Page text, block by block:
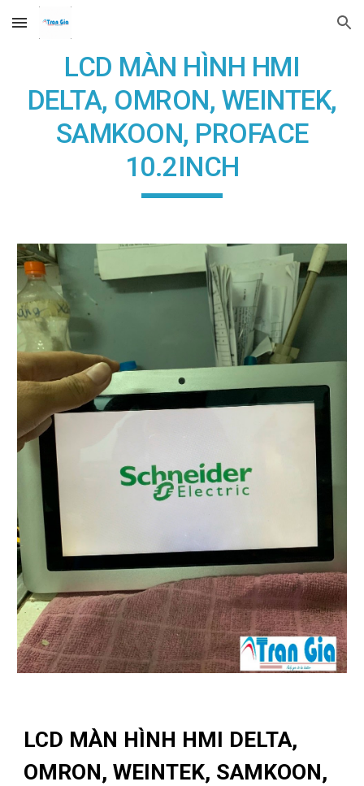
Skip to main content Skip to navigation
LCD MÀN HÌNH HMI
DELTA, OMRON, WEINTEK,
SAMKOON, PROFACE
10.2INCH
LCD MÀN HÌNH HMI DELTA,
OMRON, WEINTEK, SAMKOON,